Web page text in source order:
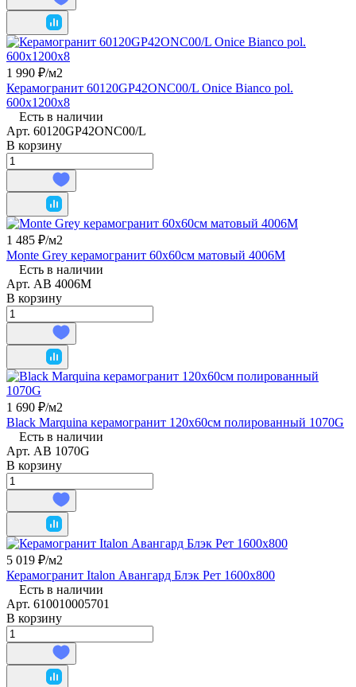
1 990 ₽/м2
Керамогранит 60120GP42ONC00/L Onice Bianco pol.
600x1200x8
Есть в наличии
Арт. 60120GP42ONC00/L
В корзину
1 485 ₽/м2
Monte Grey керамогранит 60x60см матовый 4006M
Есть в наличии
Арт. AB 4006M
В корзину
1 690 ₽/м2
Black Marquina керамогранит 120x60см полированный 1070G
Есть в наличии
Арт. AB 1070G
В корзину
5 019 ₽/м2
Керамогранит Italon Авангард Блэк Рет 1600x800
Есть в наличии
Арт. 610010005701
В корзину